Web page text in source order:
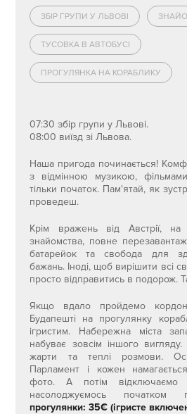
ЗБІР ГРУПИ У ЛЬВОВІ
ТУСОВКА В АВТОБУСІ
ПРОГУЛЯНКА НА КОРАБЛИКУ
07:30 збір групи у Львові.
08:00 виїзд зі Львова.
Наша пригода починається!
з відмінною музикою,
тільки початок. Пам'ятай, як
проведеш.
Крім вражень від Австрії,
знайомства, повне
батарейок та свобода для
бажань. Іноді, щоб вирішити всі
просто відправитись в подорож.
Якщо вдало пройдемо
Будапешті на прогулянку
ігристим. Набережна міста
набуває зовсім іншого
жарти та теплі розмови.
Парламент і кожен
фото. А потім відключаємо
насолоджуємось початком
прогулянки: 35€ (ігристе